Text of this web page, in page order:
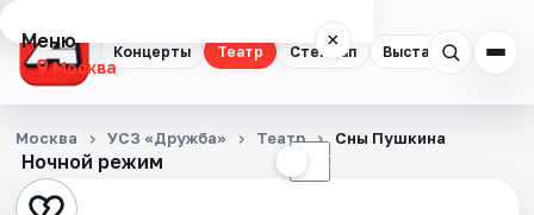
Концерты Театр Стендап Выставки
Меню ×
Москва
Концерты
Театр
Ночной режим ☾
Москва УСЗ «Дружба» Театр Сны Пушкина